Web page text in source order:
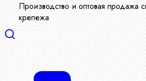
Производство и оптовая продажа
крепежа